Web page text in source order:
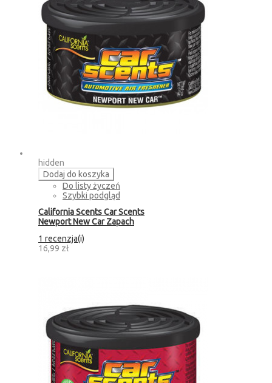
hidden
Dodaj do koszyka
Do listy życzeń
Szybki podgląd
California Scents Car Scents
Newport New Car Zapach
1 recenzja(i)
16,99 zł